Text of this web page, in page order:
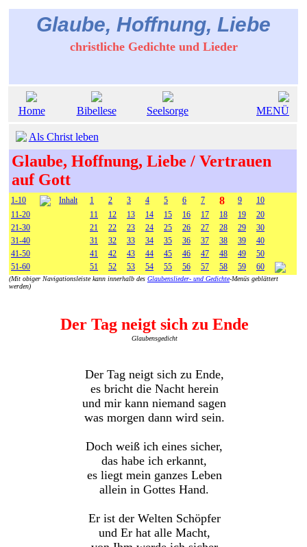
Glaube, Hoffnung, Liebe
christliche Gedichte und Lieder
Home Bibellese Seelsorge MENÜ
Als Christ leben
Glaube, Hoffnung, Liebe / Vertrauen
auf Gott
1-10 Inhalt 1 2 3 4 5 6 7 8 9
10
11-20
11 12 13 14 15 16 17 18 19
20
21-30
21 22 23 24 25 26 27 28 29
30
31-40
31 32 33 34 35 36 37 38 39
40
41-50
41 42 43 44 45 46 47 48 49
50
51-60
51 52 53 54 55 56 57 58 59 60
(Mit obiger Navigationsleiste kann innerhalb des Glaubenslieder- und Gedichte-Menüs geblättert
werden)
Der Tag neigt sich zu Ende
Glaubensgedicht
Der Tag neigt sich zu Ende,
es bricht die Nacht herein
und mir kann niemand sagen
was morgen dann wird sein.
Doch weiß ich eines sicher,
das habe ich erkannt,
es liegt mein ganzes Leben
allein in Gottes Hand.
Er ist der Welten Schöpfer
und Er hat alle Macht,